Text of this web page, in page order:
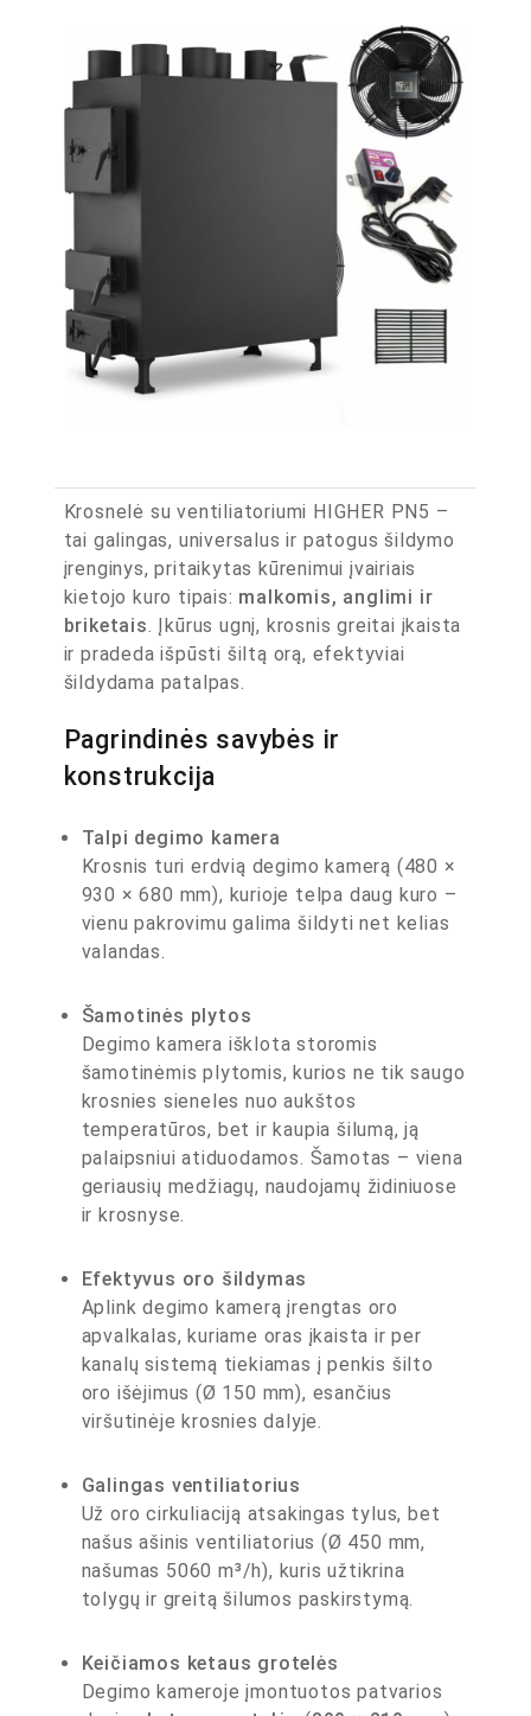
Krosnelė su ventiliatoriumi HIGHER PN5 –
tai galingas, universalus ir patogus šildymo
įrenginys, pritaikytas kūrenimui įvairiais
kietojo kuro tipais: malkomis, anglimi ir
briketais. Įkūrus ugnį, krosnis greitai įkaista
ir pradeda išpūsti šiltą orą, efektyviai
šildydama patalpas.
Pagrindinės savybės ir
konstrukcija
Talpi degimo kamera
Krosnis turi erdvią degimo kamerą (480 ×
930 × 680 mm), kurioje telpa daug kuro –
vienu pakrovimu galima šildyti net kelias
valandas.
Šamotinės plytos
Degimo kamera išklota storomis
šamotinėmis plytomis, kurios ne tik saugo
krosnies sieneles nuo aukštos
temperatūros, bet ir kaupia šilumą, ją
palaipsniui atiduodamos. Šamotas – viena
geriausių medžiagų, naudojamų židiniuose
ir krosnyse.
Efektyvus oro šildymas
Aplink degimo kamerą įrengtas oro
apvalkalas, kuriame oras įkaista ir per
kanalų sistemą tiekiamas į penkis šilto
oro išėjimus (Ø 150 mm), esančius
viršutinėje krosnies dalyje.
Galingas ventiliatorius
Už oro cirkuliaciją atsakingas tylus, bet
našus ašinis ventiliatorius (Ø 450 mm,
našumas 5060 m³/h), kuris užtikrina
tolygų ir greitą šilumos paskirstymą.
Keičiamos ketaus grotelės
Degimo kameroje įmontuotos patvarios